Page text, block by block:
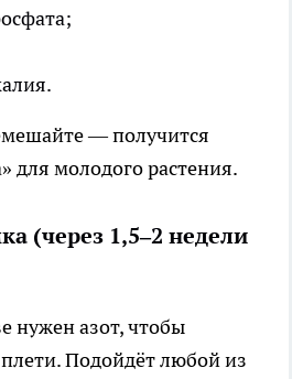
— получится
для молодого растения.
(через 1,5–2 недели
нужен азот, чтобы
Подойдёт любой из